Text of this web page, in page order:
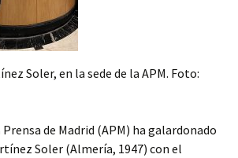
Soler, en la sede de la APM. Foto:
Prensa de Madrid (APM) ha galardonado
Soler (Almería, 1947) con el